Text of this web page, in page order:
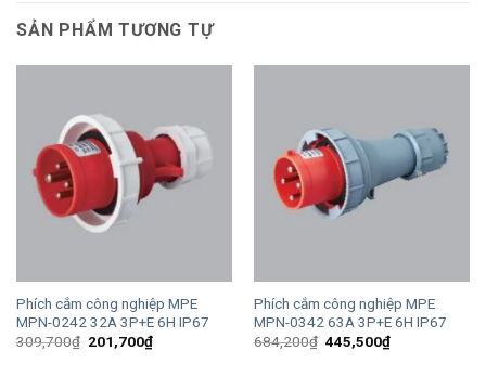
SẢN PHẨM TƯƠNG TỰ
Phích cắm công nghiệp MPE
MPN-0242 32A 3P+E 6H IP67
309,700₫ Giá
201,700₫Giá
hiện
Phích cắm công nghiệp MPE
MPN-0342 63A 3P+E 6H IP67
684,200₫ Giá
445,500₫Giá
hiện